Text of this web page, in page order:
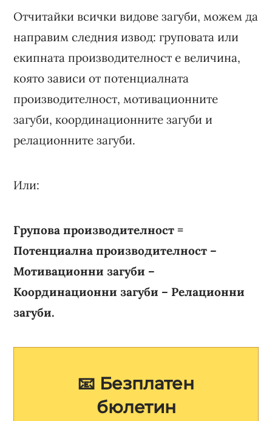
Отчитайки всички видове загуби, можем да
направим следния извод: груповата или
екипната производителност е величина,
която зависи от потенциалната
производителност, мотивационните
загуби, координационните загуби и
релационните загуби.
Или:
Групова производителност =
Потенциална производителност –
Мотивационни загуби –
Координационни загуби – Релационни
загуби.
📧 Безплатен
бюлетин